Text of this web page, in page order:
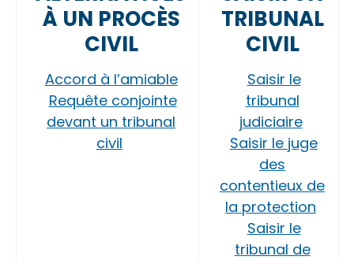
À UN PROCÈS
CIVIL
Accord à l’amiable
Requête conjointe
devant un tribunal
civil
TRIBUNAL
CIVIL
Saisir le
tribunal
judiciaire
Saisir le juge
des
contentieux de
la protection
Saisir le
tribunal de